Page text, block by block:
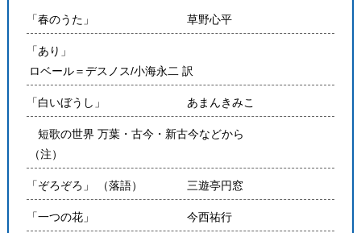
「春のうた」 草野心平
「あり」
ロベール＝デスノス/小海永二 訳
「白いぼうし」 あまんきみこ
短歌の世界 万葉・古今・新古今などから
（注）
「ぞろぞろ」 （落語） 三遊亭円窓
「一つの花」 今西祐行